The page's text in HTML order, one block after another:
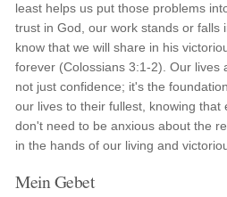
least helps us put those problems
trust in God, our work stands or falls
know that we will share in his
forever (Colossians 3:1-2). Our lives
not just confidence; it's the
our lives to their fullest, knowing that
don't need to be anxious about the
in the hands of our living and
Mein Gebet